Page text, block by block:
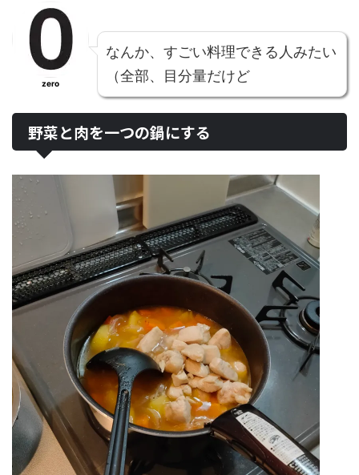
zero
なんか、すごい料理できる人みたい
（全部、目分量だけど
野菜と肉を一つの鍋にする